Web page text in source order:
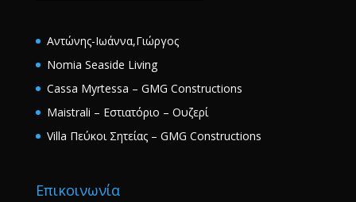
Αντώνης-Ιωάννα,Γιώργος
Nomia Seaside Living
Cassa Myrtessa – GMG Constructions
Maistrali – Εστιατόριο – Ουζερί
Villa Πεύκοι Σητείας – GMG Constructions
Επικοινωνία